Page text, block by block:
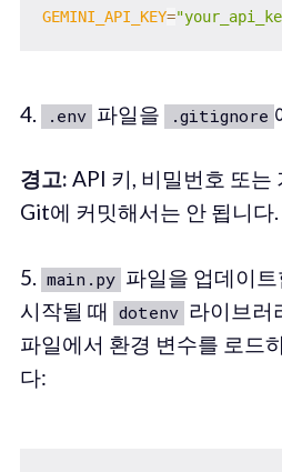
GEMINI_API_KEY=
4. .env 파일을 .gitignore
경고: API 키, 비밀번호 또는
Git에 커밋해서는 안 됩니다.
5. main.py 파일을 업데이트
시작될 때 dotenv 라이브러
파일에서 환경 변수를 로드
다: